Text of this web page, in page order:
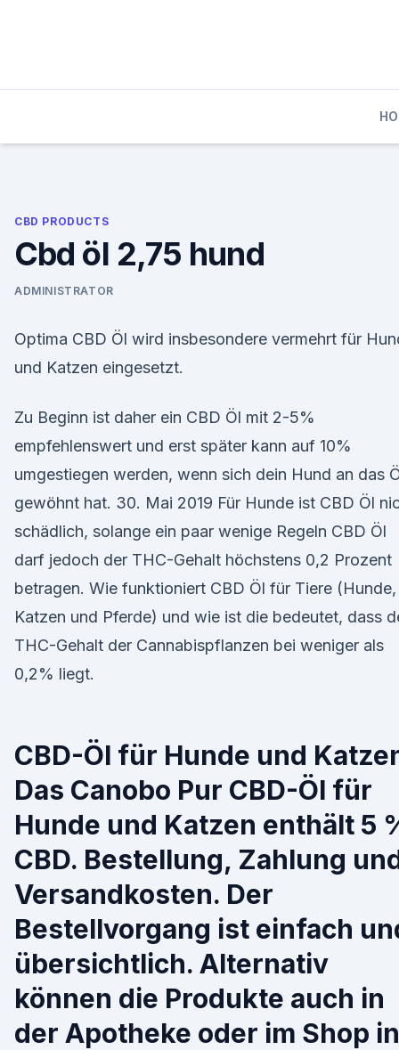
CBD PRODUCTS
Cbd öl 2,75 hund
ADMINISTRATOR
Optima CBD Öl wird insbesondere vermehrt für
und Katzen eingesetzt.
Zu Beginn ist daher ein CBD Öl mit 2-5%
empfehlenswert und erst später kann auf 10%
umgestiegen werden, wenn sich dein Hund an das
gewöhnt hat. 30. Mai 2019 Für Hunde ist CBD Öl
schädlich, solange ein paar wenige Regeln CBD Öl
darf jedoch der THC-Gehalt höchstens 0,2 Prozent
betragen. Wie funktioniert CBD Öl für Tiere (Hunde,
Katzen und Pferde) und wie ist die bedeutet, dass
THC-Gehalt der Cannabispflanzen bei weniger als
0,2% liegt.
CBD-Öl für Hunde und
Das Canobo Pur CBD-Öl für
Hunde und Katzen enthält 5
CBD. Bestellung, Zahlung
Versandkosten. Der
Bestellvorgang ist einfach
übersichtlich. Alternativ
können die Produkte auch in
der Apotheke oder im Shop in